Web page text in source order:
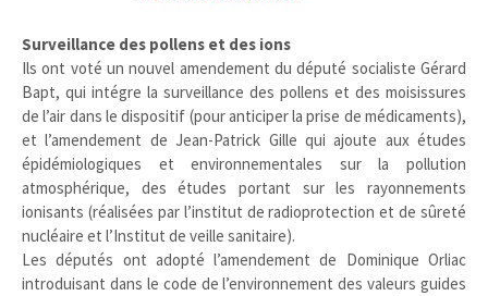
Surveillance des pollens et des ions
Ils ont voté un nouvel amendement du député socialiste Gérard
Bapt, qui intégre la surveillance des pollens et des moisissures
de l’air dans le dispositif (pour anticiper la prise de médicaments),
et l’amendement de Jean-Patrick Gille qui ajoute aux études
épidémiologiques et environnementales sur la pollution
atmosphérique, des études portant sur les rayonnements
ionisants (réalisées par l’institut de radioprotection et de sûreté
nucléaire et l’Institut de veille sanitaire).
Les députés ont adopté l’amendement de Dominique Orliac
introduisant dans le code de l’environnement des valeurs guides